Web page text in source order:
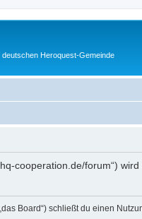
Heroquest-Gemeinde
cooperation.de/forum“)
Board“) schließt du einen